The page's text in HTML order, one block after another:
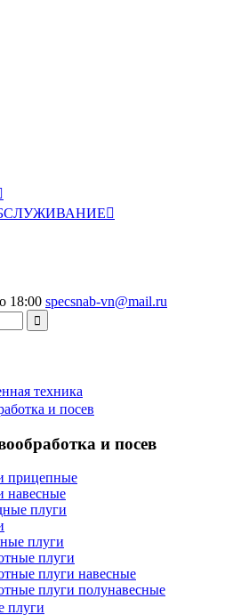

18:00 specsnab-vn@mail.ru

техника
и посев
и посев
прицепные
навесные
плуги
плуги
плуги
плуги навесные
плуги полунавесные
плуги